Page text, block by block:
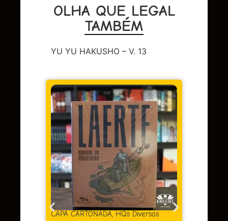
OLHA QUE LEGAL
TAMBÉM
YU YU HAKUSHO – V. 13
CAPA CARTONADA, HQs Diversas